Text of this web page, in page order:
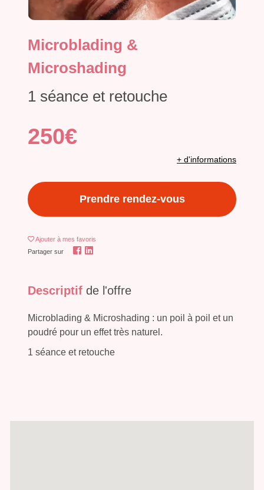
Microblading &
Microshading
1 séance et retouche
250€
+ d'informations
Prendre rendez-vous
Ajouter à mes favoris
Partager sur
Descriptif de l'offre
Microblading & Microshading : un poil à poil et un
poudré pour un effet très naturel.
1 séance et retouche